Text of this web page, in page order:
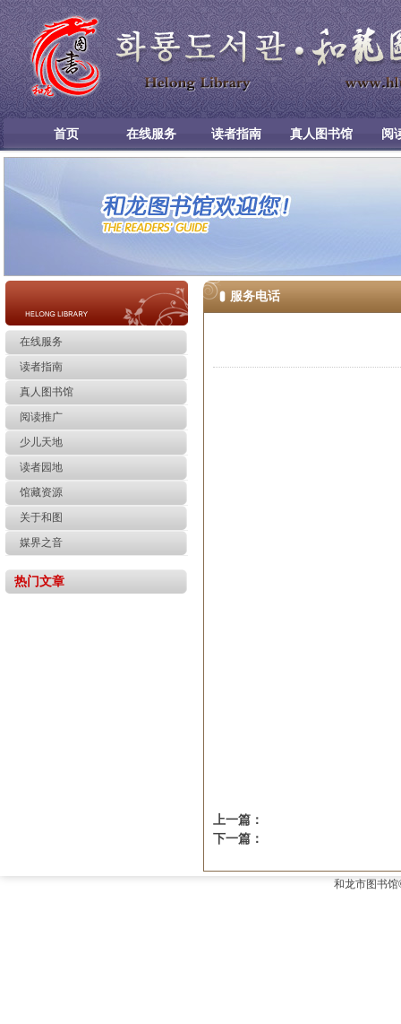
首页 在线服务 读者指南 真人图书馆 阅
在线服务
读者指南
真人图书馆
阅读推广
少儿天地
读者园地
馆藏资源
关于和图
媒界之音
热门文章
服务电话
上一篇：
下一篇：
和龙市图书